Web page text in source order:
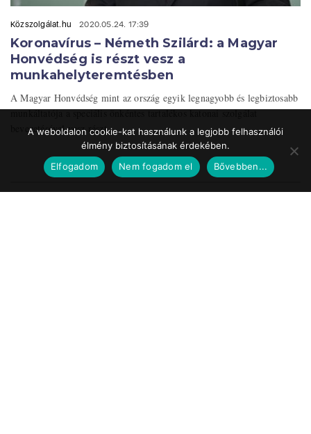
Közszolgálat.hu 2020.05.24. 17:39
Koronavírus – Németh Szilárd: a Magyar
Honvédség is részt vesz a
munkahelyteremtésben
A Magyar Honvédség mint az ország egyik legnagyobb és legbiztosabb
munkáltatója a speciális önkéntes tartalékos katonai szolgálat
bevezetésével vesz részt ...
A weboldalon cookie-kat használunk a legjobb felhasználói
élmény biztosításának érdekében.
Elfogadom
Nem fogadom el Bővebben...